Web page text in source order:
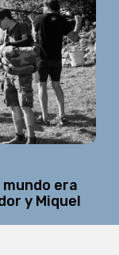
mundo era
y Miquel